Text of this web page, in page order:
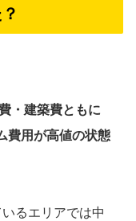
・建築費ともに
費用が高値の状態
るエリアでは中